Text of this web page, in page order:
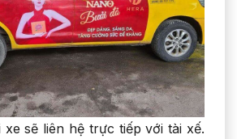
xe sẽ liên hệ trực tiếp với tài xế.